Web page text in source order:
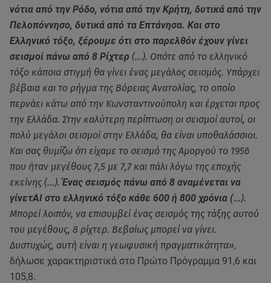
νότια από την Ρόδο, νότια από την Κρήτη, δυτικά από την
Πελοπόννησο, δυτικά από τα Επτάνησα. Και στο
Ελληνικό τόξο, ξέρουμε ότι στο παρελθόν έχουν γίνει
σεισμοί πάνω από 8 Ρίχτερ (…). Οπότε από το ελληνικό
τόξο κάποια στιγμή θα γίνει ένας μεγάλος σεισμός. Υπάρχει
βέβαια και το ρήγμα της Βόρειας Ανατολίας, το οποίο
περνάει κάτω από την Κωνσταντινούπολη και έρχεται προς
την Ελλάδα. Στην καλύτερη περίπτωση οι σεισμοί αυτοί, οι
πολύ μεγάλοι σεισμοί στην Ελλάδα, θα είναι υποθαλάσσιοι.
Και σας θυμίζω ότι είχαμε το σεισμό της Αμοργού το 1956
που ήταν μεγέθους 7,5 με 7,7 και πάλι λόγω της εποχής
εκείνης (…).Ένας σεισμός πάνω από 8 αναμένεται να
γίνετΑΙ στο ελληνικό τόξο κάθε 600 ή 800 χρόνια (…).
Μπορεί λοιπόν, να επισυμβεί ένας σεισμός της τάξης αυτού
του μεγέθους, 8 ρίχτερ. Βεβαίως μπορεί να γίνει.
Δυστυχώς, αυτή είναι η γεωφυσική πραγματικότητα»,
δήλωσε χαρακτηριστικά στο Πρώτο Πρόγραμμα 91,6 και
105,8.